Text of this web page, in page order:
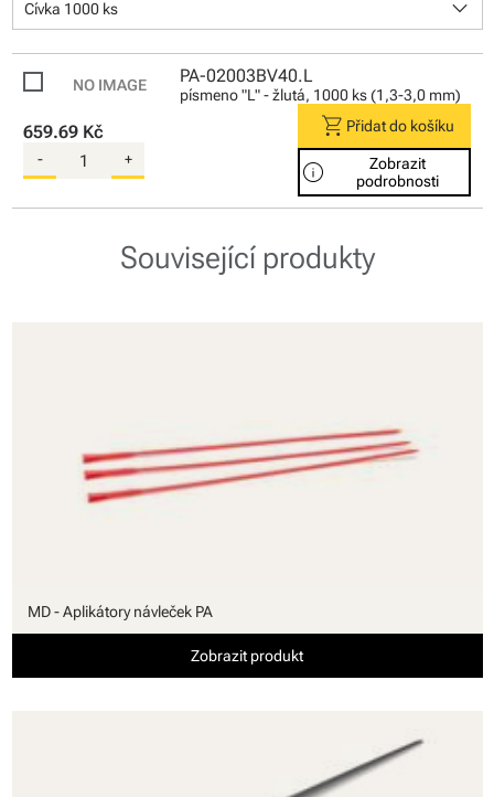
Cívka 1000 ks keyboard_arrow_down
PA-02003BV40.L
písmeno "L" - žlutá, 1000 ks (1,3-3,0 mm)
659.69 Kč
- +
shopping_cart Přidat do košíku
info
Zobrazit
podrobnosti
Související produkty
MD - Aplikátory návleček PA
Zobrazit produkt